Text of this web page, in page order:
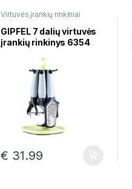
Virtuvės įrankių rinkiniai
GIPFEL 7 dalių virtuvės
įrankių rinkinys 6354
€ 31.99